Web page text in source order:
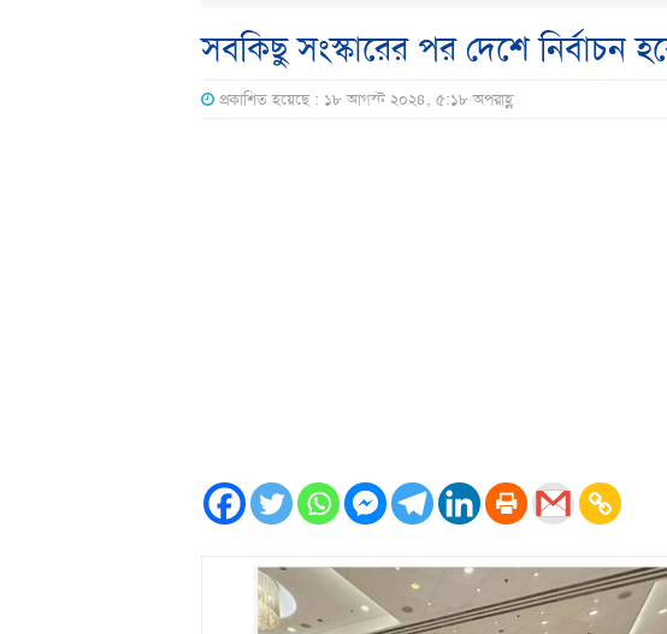
সবকিছু সংস্কারের পর দেশে নির্বাচন
প্রকাশিত হয়েছে : ১৮ আগস্ট ২০২৪, ৫:১৮ অপরাহ্ণ